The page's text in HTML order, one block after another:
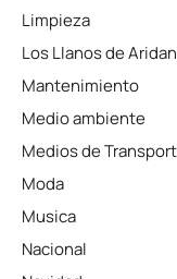
Limpieza
Los Llanos de
Mantenimiento
Medio ambiente
Medios de
Moda
Musica
Nacional